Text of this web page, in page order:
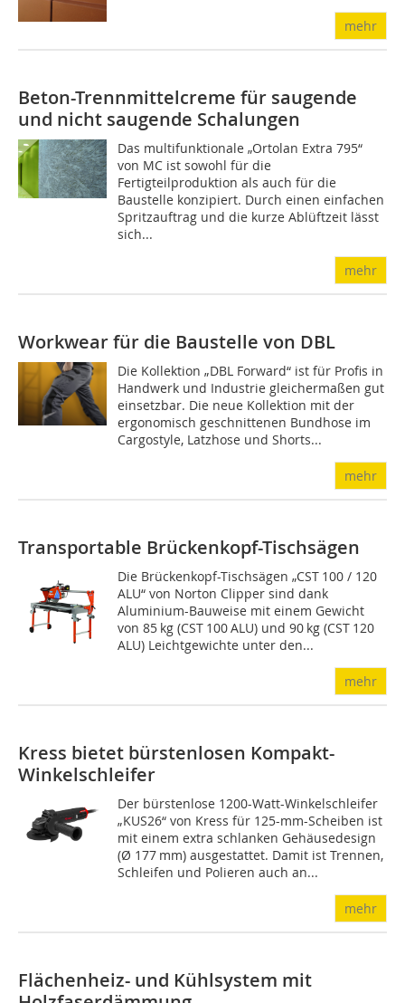
mehr
Beton-Trennmittelcreme für saugende
und nicht saugende Schalungen
Das multifunktionale „Ortolan Extra 795“
von MC ist sowohl für die
Fertigteilproduktion als auch für die
Baustelle konzipiert. Durch einen einfachen
Spritzauftrag und die kurze Ablüftzeit lässt
sich...
mehr
Workwear für die Baustelle von DBL
Die Kollektion „DBL Forward“ ist für Profis in
Handwerk und Industrie gleichermaßen gut
einsetzbar. Die neue Kollektion mit der
ergonomisch geschnittenen Bundhose im
Cargostyle, Latzhose und Shorts...
mehr
Transportable Brückenkopf-Tischsägen
Die Brückenkopf-Tischsägen „CST 100 / 120
ALU“ von Norton Clipper sind dank
Aluminium-Bauweise mit einem Gewicht
von 85 kg (CST 100 ALU) und 90 kg (CST 120
ALU) Leichtgewichte unter den...
mehr
Kress bietet bürstenlosen Kompakt-
Winkelschleifer
Der bürstenlose 1200-Watt-Winkelschleifer
„KUS26“ von Kress für 125-mm-Scheiben ist
mit einem extra schlanken Gehäusedesign
(Ø 177 mm) ausgestattet. Damit ist Trennen,
Schleifen und Polieren auch an...
mehr
Flächenheiz- und Kühlsystem mit